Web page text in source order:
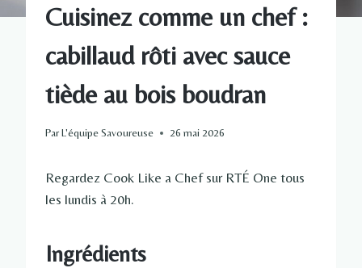
Cuisinez comme un chef :
cabillaud rôti avec sauce
tiède au bois boudran
ParL'équipe Savoureuse 26 mai 2026
Regardez Cook Like a Chef sur RTÉ One tous
les lundis à 20h.
Ingrédients